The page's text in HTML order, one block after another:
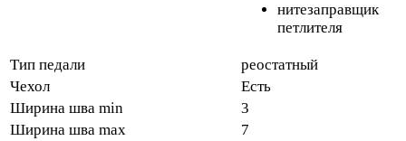
нитезаправщик
петлителя
Тип педали
реостатный
Чехол
Есть
Ширина шва min
3
Ширина шва max
7